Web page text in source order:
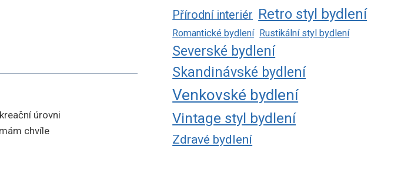
úrovni
chvíle
Přírodní interiér Retro styl bydlení
Romantické bydlení Rustikální styl bydlení
Severské bydlení
Skandinávské bydlení
Venkovské bydlení
Vintage styl bydlení
Zdravé bydlení